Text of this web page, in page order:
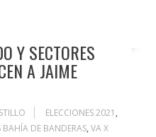
Y SECTORES
A JAIME
ELECCIONES 2021 ,
BAHÍA DE BANDERAS, VA X